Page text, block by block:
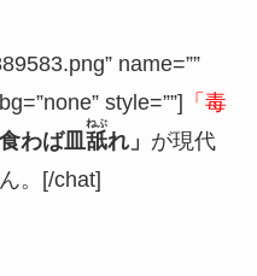
name=””
style=””] 「毒
食わば皿舐
ねぶ
れ」 が現代
。[/chat]